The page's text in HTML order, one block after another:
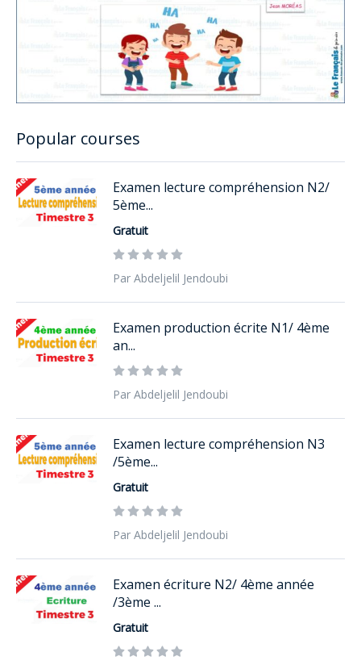
Popular courses
Examen lecture compréhension N2/
5ème...
Gratuit
Par Abdeljelil Jendoubi
Examen production écrite N1/ 4ème
an...
Par Abdeljelil Jendoubi
Examen lecture compréhension N3
/5ème...
Gratuit
Par Abdeljelil Jendoubi
Examen écriture N2/ 4ème année
/3ème ...
Gratuit